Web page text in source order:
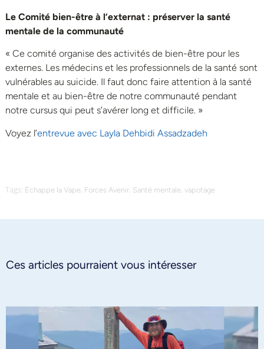
Le Comité bien-être à l’externat : préserver la santé
mentale de la communauté
« Ce comité organise des activités de bien-être pour les
externes. Les médecins et les professionnels de la santé sont
vulnérables au suicide. Il faut donc faire attention à la santé
mentale et au bien-être de notre communauté pendant
notre cursus qui peut s’avérer long et difficile. »
Voyez l’entrevue avec Layla Dehbidi Assadzadeh
Tags: Échappe la Vape, Forces Avenir, Santé mentale, vapotage
Ces articles pourraient vous intéresser